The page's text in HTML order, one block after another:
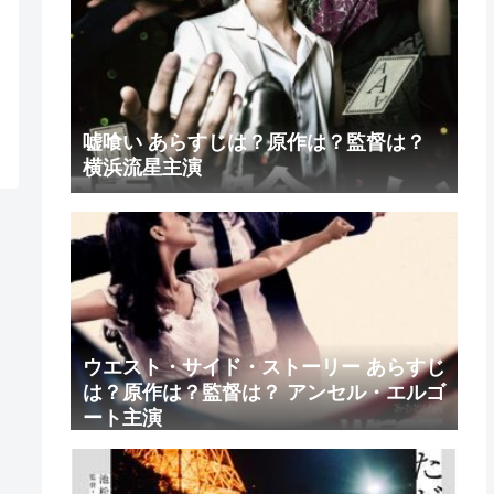
嘘喰い あらすじは？原作は？監督は？
横浜流星主演
ウエスト・サイド・ストーリー あらすじ
は？原作は？監督は？ アンセル・エルゴ
ート主演